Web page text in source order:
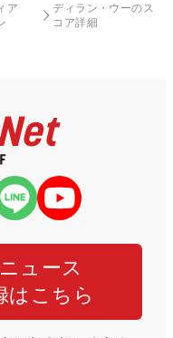
ア
ディラン・ウーのス
コア詳細
ュース
はこちら